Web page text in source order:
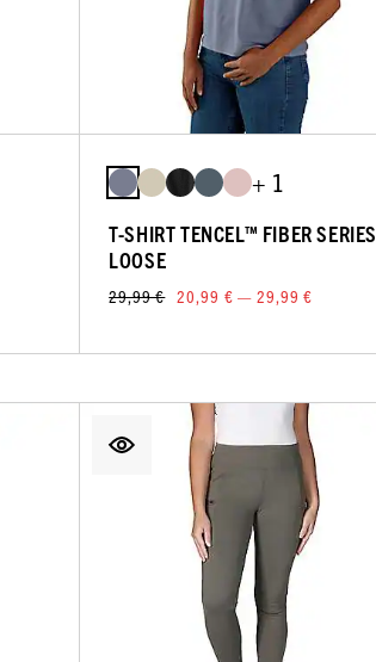
+ 1
T-SHIRT TENCEL™ FIBER SERIES
LOOSE
29,99 € 20,99 € — 29,99 €